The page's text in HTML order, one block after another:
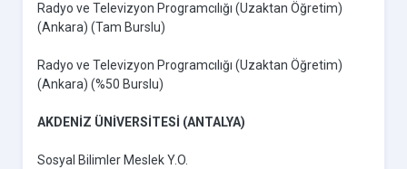
Radyo ve Televizyon Programcılığı (Uzaktan Öğretim)
(Ankara) (Tam Burslu)
Radyo ve Televizyon Programcılığı (Uzaktan Öğretim)
(Ankara) (%50 Burslu)
AKDENİZ ÜNİVERSİTESİ (ANTALYA)
Sosyal Bilimler Meslek Y.O.